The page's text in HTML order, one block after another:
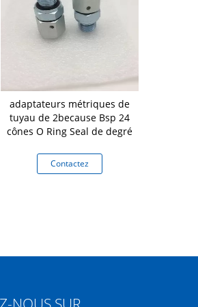
adaptateurs métriques de
tuyau de 2because Bsp 24
cônes O Ring Seal de degré
Contactez